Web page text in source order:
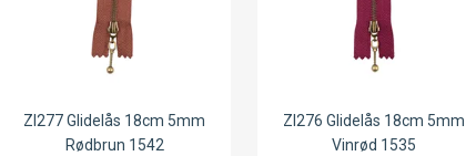
ZI277 Glidelås 18cm 5mm
Rødbrun 1542
ZI276 Glidelås 18cm 5mm
Vinrød 1535